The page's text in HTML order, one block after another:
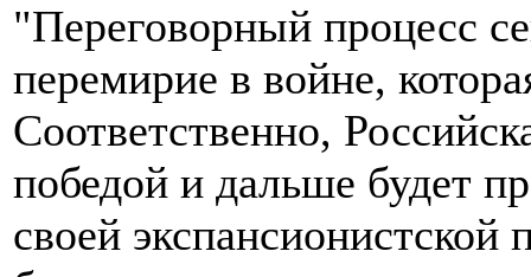
"Переговорный процесс
перемирие в войне,
Соответственно,
победой и дальше будет
своей